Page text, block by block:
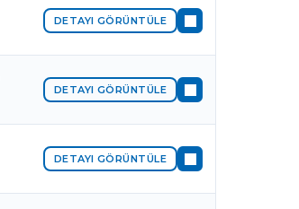
DETAYI GÖRÜNTÜLE
DETAYI GÖRÜNTÜLE
DETAYI GÖRÜNTÜLE